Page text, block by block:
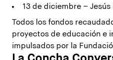
13 de diciembre –
Todos los fondos
proyectos de educación e
impulsados por la